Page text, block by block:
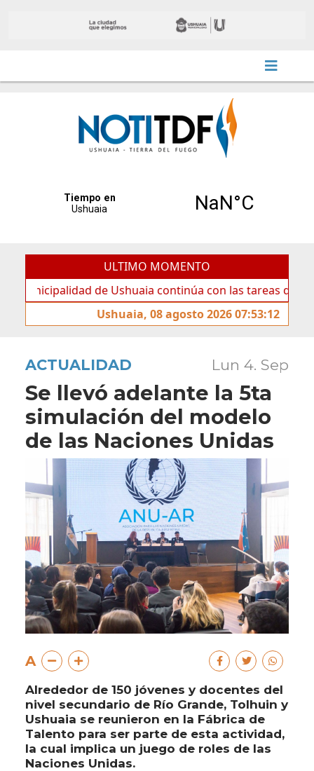
ULTIMO MOMENTO
de Ushuaia continúa con las tareas de
Ushuaia, 08 agosto 2026 07:53:12
ACTUALIDAD Lun 4. Sep
Se llevó adelante la 5ta
simulación del modelo
de las Naciones Unidas
A
Alrededor de 150 jóvenes y docentes del
nivel secundario de Río Grande, Tolhuin y
Ushuaia se reunieron en la Fábrica de
Talento para ser parte de esta actividad,
la cual implica un juego de roles de las
Naciones Unidas.